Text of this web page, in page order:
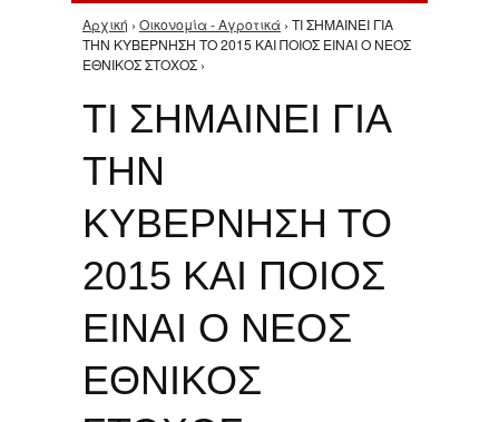
Είστε εδώ
Αρχική › Οικονομία - Αγροτικά › ΤΙ ΣΗΜΑΙΝΕΙ ΓΙΑ
ΤΗΝ ΚΥΒΕΡΝΗΣΗ ΤΟ 2015 ΚΑΙ ΠΟΙΟΣ ΕΙΝΑΙ Ο ΝΕΟΣ
ΕΘΝΙΚΟΣ ΣΤΟΧΟΣ ›
ΤΙ ΣΗΜΑΙΝΕΙ ΓΙΑ
ΤΗΝ
ΚΥΒΕΡΝΗΣΗ ΤΟ
2015 ΚΑΙ ΠΟΙΟΣ
ΕΙΝΑΙ Ο ΝΕΟΣ
ΕΘΝΙΚΟΣ